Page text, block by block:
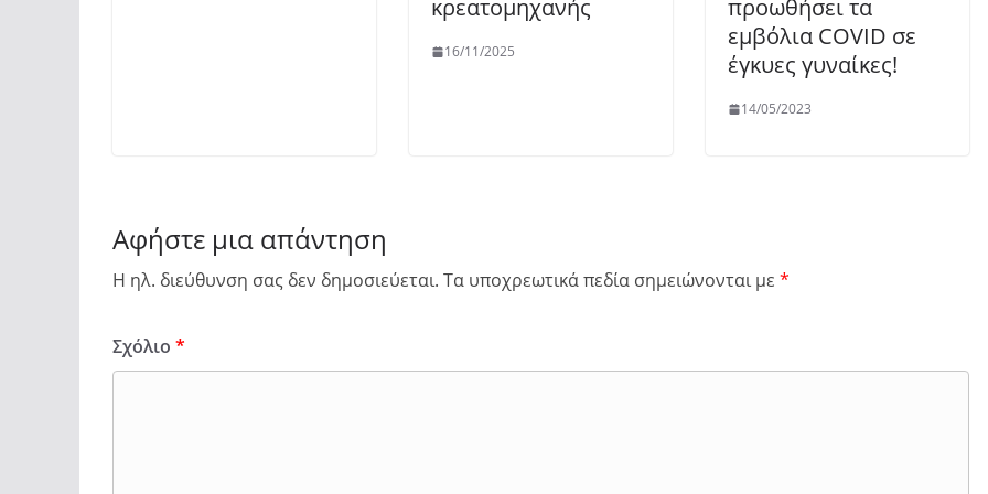
κρεατομηχανής
16/11/2025
προωθήσει τα
εμβόλια COVID σε
έγκυες γυναίκες!
14/05/2023
Αφήστε μια απάντηση
Η ηλ. διεύθυνση σας δεν δημοσιεύεται. Τα υποχρεωτικά πεδία σημειώνονται με *
Σχόλιο *